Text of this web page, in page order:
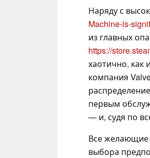
Наряду с
Machine-is-
из главных
https://
хаотично, как
компания
первым
— и, судя по
Все желающие
выбора